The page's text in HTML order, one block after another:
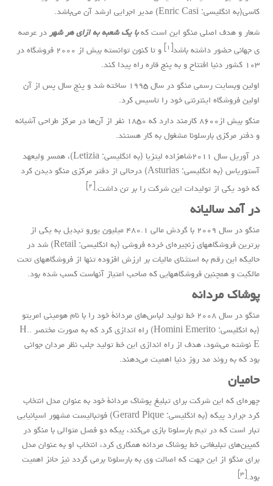
کاسی(بهانگلیسی: Enric Casi) مدیر اجرایی ارشد آن می‌باشد.
شعار و هدف اصلی منگو این است کهبا یک شعبه به ازای هر شهردر عرصه
ی جهانی حضور داشته باشد[۱]
و تا کنون توانسته بیش از ۲۰۰۰ فروشگاه در
۱۰۳ کشور دنیا افتتاح و به پنج قاره راه پیدا کند.
اولین وبسایت رسمی منگو در سال ۱۹۹۵ ساخته شد و پنج سال پس از آن
اولین فروشگاه اینترنتی خود را تاسیس کرد.
منگو بیش از۸۶۰۰ کارمند دارد که ۱۸۵۰ نفر از آن‌ها در مرکز طراحی آشیانه
و دفتر مرکزی بارسلونا مشغول به کار هستند.
در آوریل سال ۲۰۱۱
شاهزاده لیتزیا (بهانگلیسی: Letizia)، همسر ولیعهد
آستوریاس(بهانگلیسی
: Asturias) درحالی از دفتر مرکزی منگو دیدن کرد
که خود یکی از تولیدات این شرکت را بر تن داشت.[۲]
در آمد سالیانه
منگو در سال ۲۰۰۹ با گردش مالی ۴۸۰.۱ میلیون یورو تبدیل به یکی از
برترین فروشگاههای زنجیره‌ایخرده فروشی(بهانگلیسی
: Retail) شد در
حالیکه این رقم به استثنای مالیات بر ارزش افزوده تنها از فروشگاههای تحت
مالکیت و همچنین فروشگاههایی که صاحب امتیاز آنهاست کسب شده بود.
پوشاک مردانه
منگو در سال ۲۰۰۸ خط تولید لباس‌های مردانۀ خود را با نام هومینی امریتو
(بهانگلیسی: Homini Emerito) راه اندازی کرد که به صورت مختصر
.H.
Eنوشته می‌شود، هدف از راه اندازی این خط تولید جلب نظر مردان جوانی
بود که به روند مد روز دنیا اهمیت می‌دهند.
حامیان
چهره‌ای که این شرکت برای تبلیغ پوشاک مردانۀ خود به عنوان مدل انتخاب
کردجرارد پیکه(بهانگلیسی
: Gerard Pique) فوتبالیست مشهور اسپانیایی
تبار است که در تیم بارسلونا بازی می‌کند، پیکه دو فصل متوالی با منگو در
کمپین‌های تبلیغاتی خط پوشاک مردانه همکاری کرد، انتخاب او به عنوان مدل
برای منگو از این جهت که اصالت وی به بارسلونا برمی گردد نیز حائز اهمیت
بود.[۳]